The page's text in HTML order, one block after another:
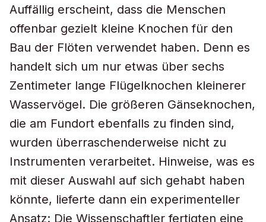
Auffällig erscheint, dass die Menschen
offenbar gezielt kleine Knochen für den
Bau der Flöten verwendet haben. Denn es
handelt sich um nur etwas über sechs
Zentimeter lange Flügelknochen kleinerer
Wasservögel. Die größeren Gänseknochen,
die am Fundort ebenfalls zu finden sind,
wurden überraschenderweise nicht zu
Instrumenten verarbeitet. Hinweise, was es
mit dieser Auswahl auf sich gehabt haben
könnte, lieferte dann ein experimenteller
Ansatz: Die Wissenschaftler fertigten eine